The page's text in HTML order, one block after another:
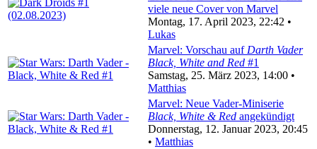
viele neue Cover von Marvel
Montag, 17. April 2023, 22:42 •
Lukas
Marvel: Vorschau auf Darth Vader
Black, White and Red #1
Samstag, 25. März 2023, 14:00 •
Matthias
Marvel: Neue Vader-Miniserie
Black, White & Red angekündigt
Donnerstag, 12. Januar 2023, 20:45
• Matthias